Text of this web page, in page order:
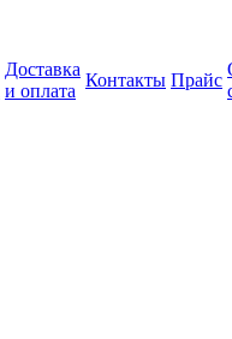
Доставка
и оплата
Контакты Прайс